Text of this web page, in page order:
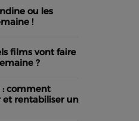
ou les
!
films vont faire
?
: comment
et rentabiliser un